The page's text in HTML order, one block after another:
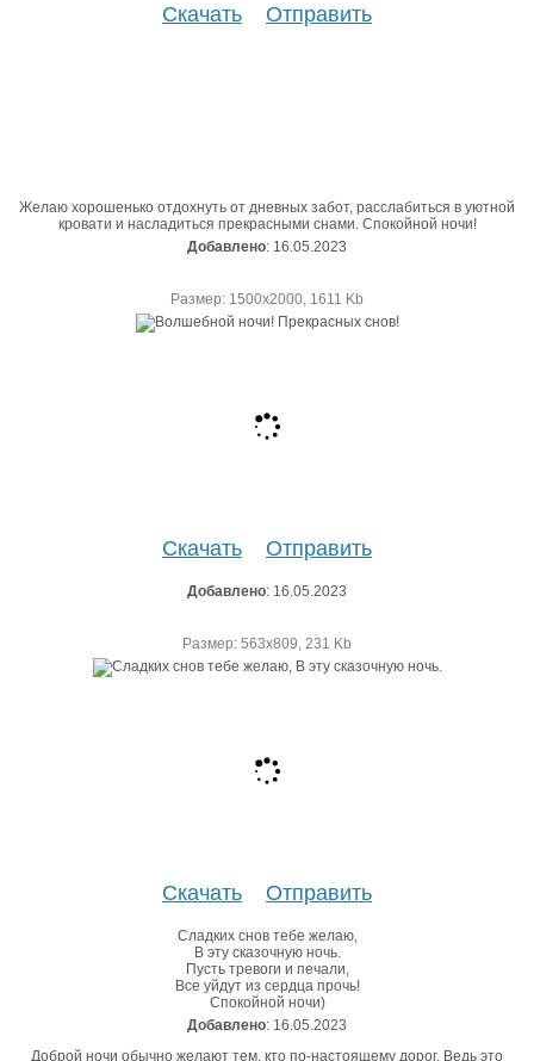
Скачать Отправить
Желаю хорошенько отдохнуть от дневных забот, расслабиться в уютной
кровати и насладиться прекрасными снами. Спокойной ночи!
Добавлено: 16.05.2023
Размер: 1500х2000, 1611 Kb
Скачать Отправить
Добавлено: 16.05.2023
Размер: 563х809, 231 Kb
Скачать Отправить
Сладких снов тебе желаю,
В эту сказочную ночь.
Пусть тревоги и печали,
Все уйдут из сердца прочь!
Спокойной ночи)
Добавлено: 16.05.2023
Доброй ночи обычно желают тем, кто по-настоящему дорог. Ведь это